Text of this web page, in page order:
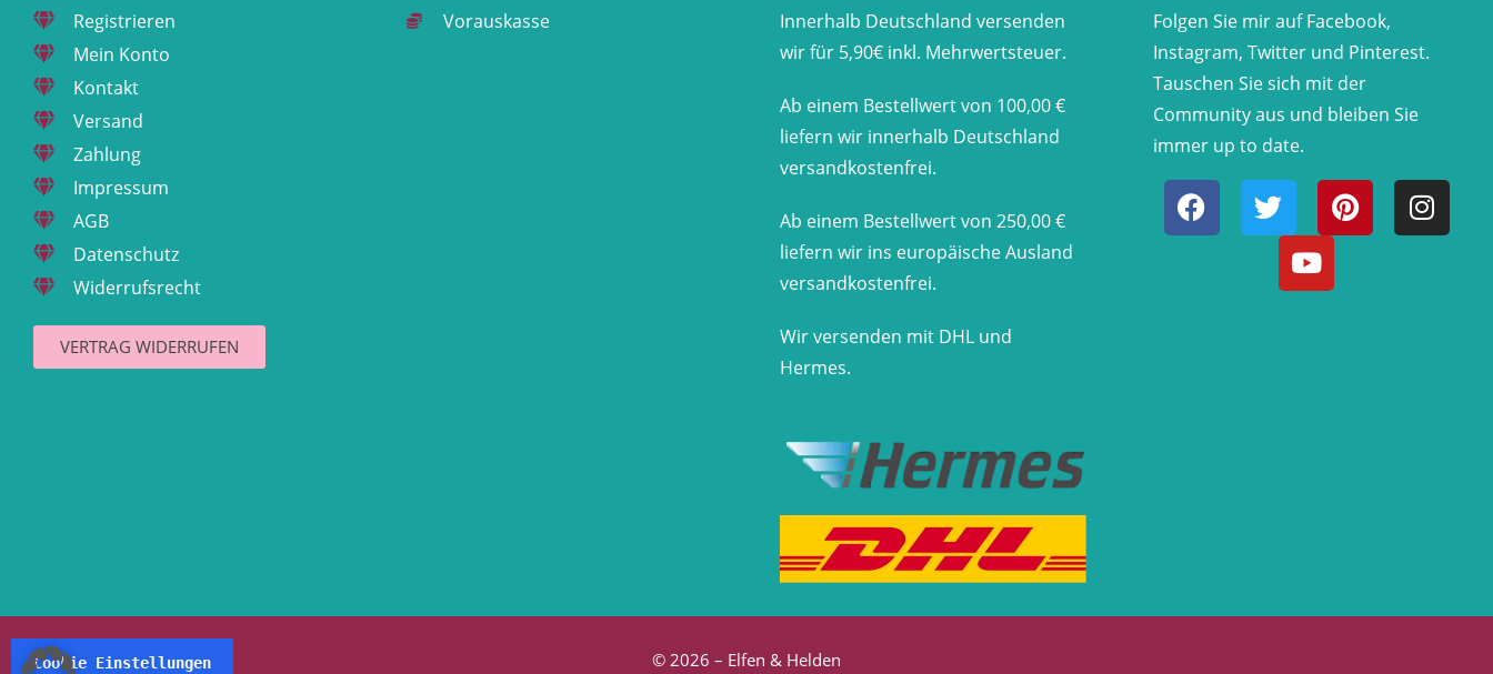
Registrieren
Mein Konto
Kontakt
Versand
Zahlung
Impressum
AGB
Datenschutz
Widerrufsrecht
VERTRAG WIDERRUFEN
Vorauskasse
​Innerhalb Deutschland versenden
wir für 5,90€ inkl. Mehrwertsteuer.
Ab einem Bestellwert von 100,00 €
liefern wir innerhalb Deutschland
versandkostenfrei.
Ab einem Bestellwert von 250,00 €
liefern wir ins europäische Ausland
versandkostenfrei.
Wir versenden mit DHL und
Hermes.
​Folgen Sie mir auf Facebook,
Instagram, Twitter und Pinterest.
Tauschen Sie sich mit der
Community aus und bleiben Sie
immer up to date.
Cookie Einstellungen © 2026 – Elfen & Helden